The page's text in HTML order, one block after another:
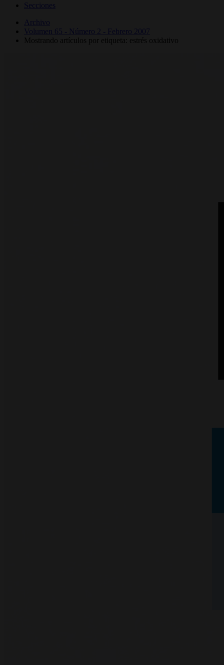
Secciones
Archivo
Volumen 65 - Número 2 - Febrero 2007
Mostrando artículos por etiqueta: estrés oxidativo